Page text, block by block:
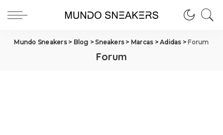
Mundo Sneakers> Blog >Sneakers> Marcas>Adidas> Forum
Forum